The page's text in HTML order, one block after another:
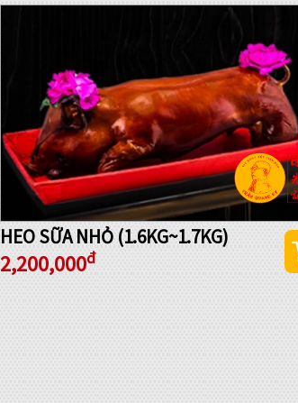
HEO SỮA NHỎ (1.6KG~1.7KG)
2,200,000đ